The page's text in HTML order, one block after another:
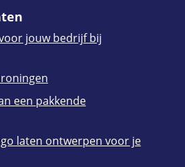
jouw bedrijf bij
een pakkende
laten ontwerpen voor je